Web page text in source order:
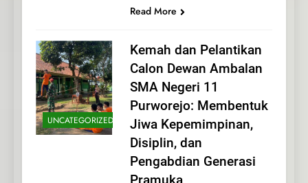
Read More
UNCATEGORIZED
Kemah dan Pelantikan
Calon Dewan Ambalan
SMA Negeri 11
Purworejo: Membentuk
Jiwa Kepemimpinan,
Disiplin, dan
Pengabdian Generasi
Pramuka